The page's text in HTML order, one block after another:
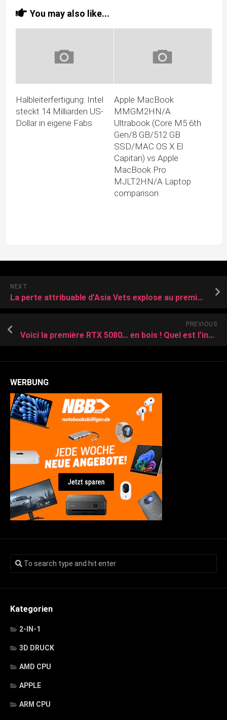
You may also like...
Halbleiterfertigung: Intel
steckt 14 Milliarden US-
Dollar in eigene Fabs
Apple MacBook
MMGM2HN/A
Ultrabook (Core M5 6th
Gen/8 GB/512 GB
SSD/MAC OS X El
Capitan) vs Apple
MacBook Pro
MJLT2HN/A Laptop
comparison
NEXT
La perte attribuable d’Asia Vets explose au premier semestre
PREVIOUS
Voici la première RTX 5080… en bois ! Quel est l’intérêt de cette carte graphique signée ASUS et NVIDIA
WERBUNG
Kategorien
2-IN-1
3D DRUCK
AMD CPU
APPLE
ARM CPU